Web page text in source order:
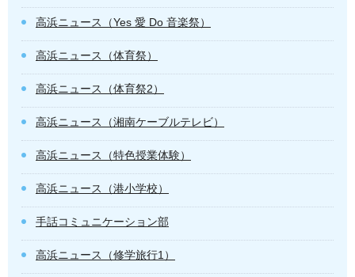
高浜ニュース（Yes 愛 Do 音楽祭）
高浜ニュース（体育祭）
高浜ニュース（体育祭2）
高浜ニュース（湘南ケーブルテレビ）
高浜ニュース（特色授業体験）
高浜ニュース（港小学校）
手話コミュニケーション部
高浜ニュース（修学旅行1）